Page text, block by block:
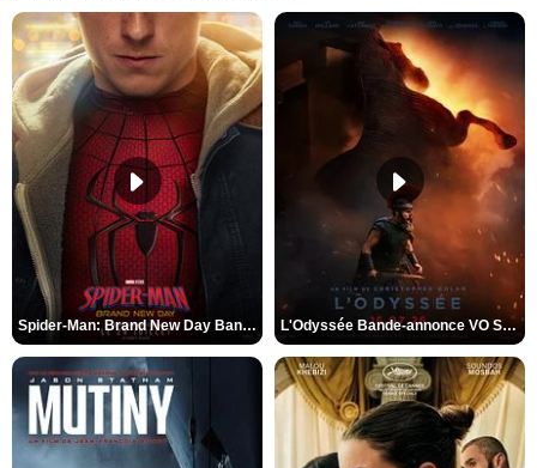
Spider-Man: Brand New Day Bande-annonce VO STFR L'Odyssée Bande-annonce VO STFR